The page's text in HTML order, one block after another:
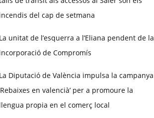
del cap de setmana
unitat de l’esquerra a l’Eliana pendent de la
de Compromís
Diputació de València impulsa la campanya
en valencià’ per a promoure la
propia en el comerç local